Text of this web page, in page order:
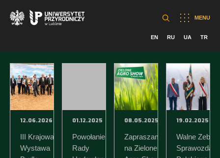
MENU
EN RU UA TR
12.06.2026
III Krajowa
Wystawa
01.12.2025
Powołanie
Rady
08.05.2025
Zapraszamy
na Zielone
19.02.2025
Walne